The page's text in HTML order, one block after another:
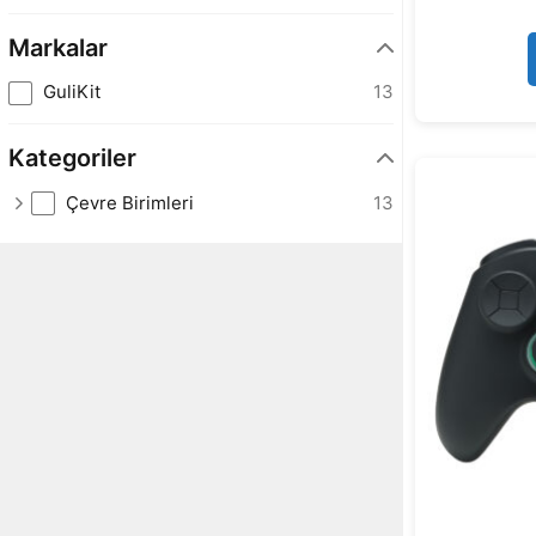
Markalar
GuliKit 13
Kategoriler
Çevre Birimleri 13